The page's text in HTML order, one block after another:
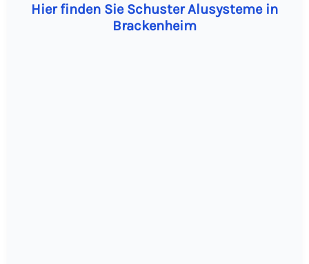
Hier finden Sie Schuster Alusysteme in
Brackenheim